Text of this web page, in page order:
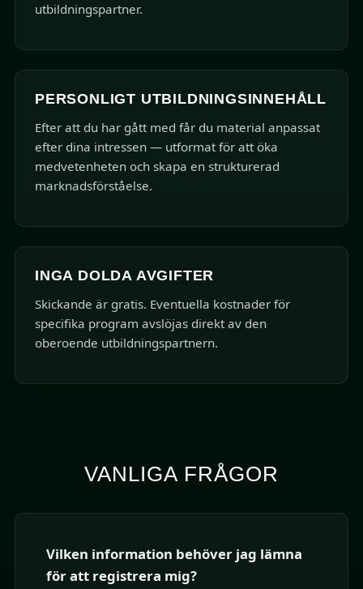
utbildningspartner.
PERSONLIGT UTBILDNINGSINNEHÅLL
Efter att du har gått med får du material anpassat
efter dina intressen — utformat för att öka
medvetenheten och skapa en strukturerad
marknadsförståelse.
INGA DOLDA AVGIFTER
Skickande är gratis. Eventuella kostnader för
specifika program avslöjas direkt av den
oberoende utbildningspartnern.
VANLIGA FRÅGOR
Vilken information behöver jag lämna
för att registrera mig?